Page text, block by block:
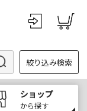
絞り込み検索
ショップ
から探す